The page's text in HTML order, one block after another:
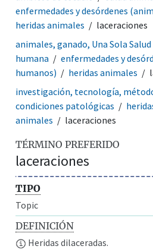
enfermedades y desórdenes
heridas animales
laceraciones
animales, ganado, Una Sola Salud
humana
enfermedades y
humanos)
heridas animales
investigación, tecnología,
condiciones patológicas
animales
laceraciones
TÉRMINO PREFERIDO
laceraciones
TIPO
Topic
DEFINICIÓN
Heridas dilaceradas.